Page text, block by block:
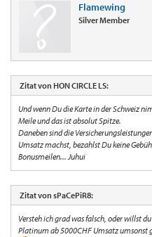
Flamewing
Silver Member
Zitat von HON CIRCLE LS:
Und wenn Du die Karte in der Schweiz
Meile und das ist absolut Spitze.
Daneben sind die
Umsatz machst, bezahlst Du keine
Bonusmeilen... Juhui
Zitat von sPaCePiR8:
Versteh ich grad was falsch, oder willst
Platinum ab 5000CHF Umsatz umsonst